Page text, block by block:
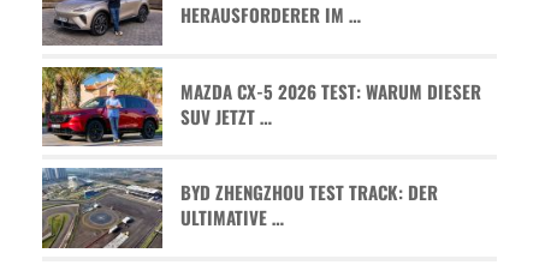
HERAUSFORDERER IM …
MAZDA CX-5 2026 TEST: WARUM DIESER
SUV JETZT …
BYD ZHENGZHOU TEST TRACK: DER
ULTIMATIVE …